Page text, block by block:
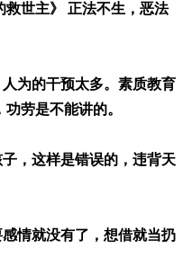
救世主》 正法不生，恶法
为的干预太多。素质教育
劳是不能讲的。
，这样是错误的，违背天
情就没有了，想借就当扔